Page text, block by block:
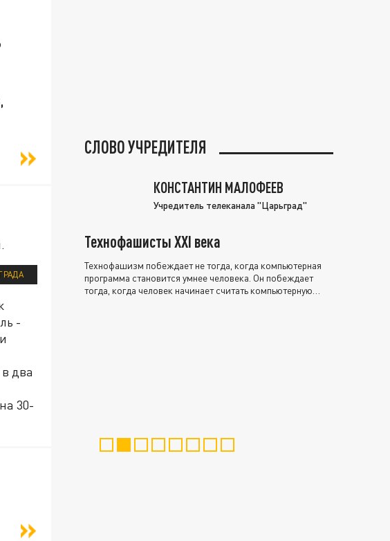
-
два
30-
СЛОВО УЧРЕДИТЕЛЯ
КОНСТАНТИН МАЛОФЕЕВ
Учредитель телеканала "Царьград"
Технофашисты XXI века
Технофашизм побеждает не тогда, когда компьютерная
программа становится умнее человека. Он побеждает
тогда, когда человек начинает считать компьютерную